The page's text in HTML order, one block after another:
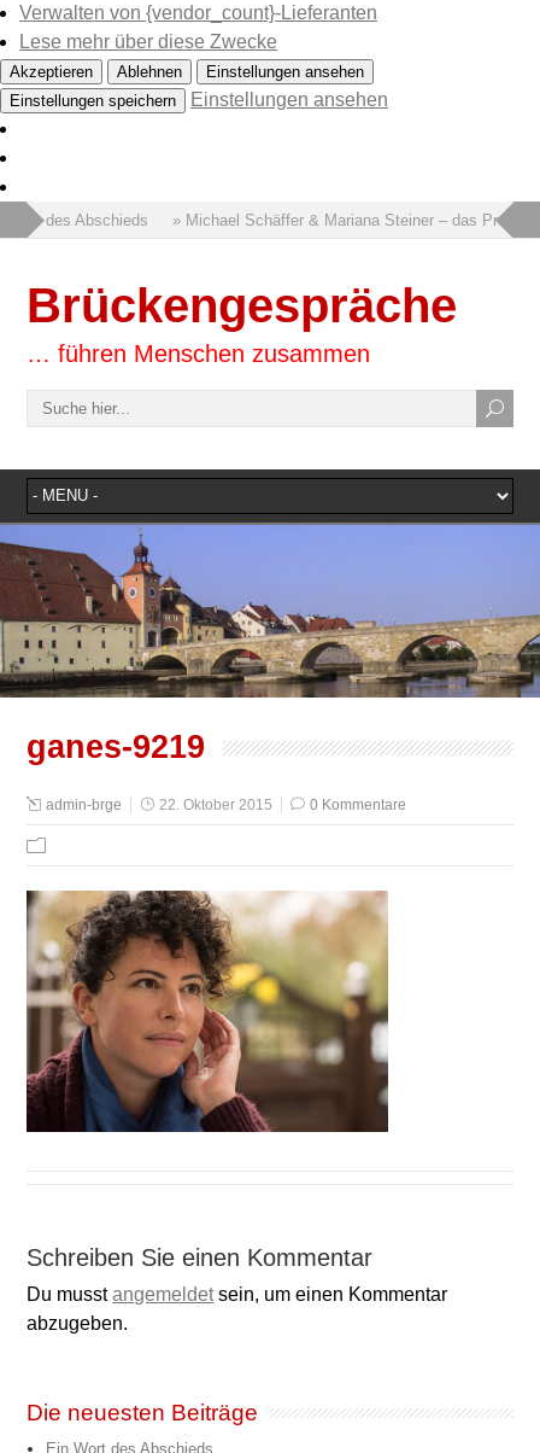
Verwalten von {vendor_count}-Lieferanten
Lese mehr über diese Zwecke
Akzeptieren Ablehnen
Einstellungen ansehen
Einstellungen speichern
Einstellungen ansehen
des Abschieds » Michael Schäffer & Mariana Steiner – das Projekt
Brückengespräche
… führen Menschen zusammen
ganes-9219
admin-brge 22. Oktober 2015 0 Kommentare
Schreiben Sie einen Kommentar
Du musstangemeldetsein, um einen Kommentar
abzugeben.
Die neuesten Beiträge
Ein Wort des Abschieds